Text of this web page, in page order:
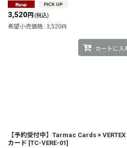
3,520円 (税込)
希望小売価格 : 3,520円
カートに入
【予約受付中】Tarmac Cards ×
カード [TC-VERE-01]